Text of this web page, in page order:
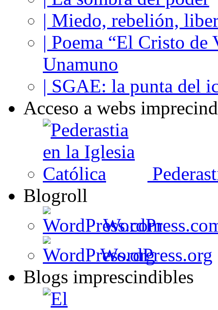
| Miedo, rebelión,
| Poema “El Cristo de
Unamuno
| SGAE: la punta del
Acceso a webs
Blogroll
WordPress.org
Blogs imprescindibles